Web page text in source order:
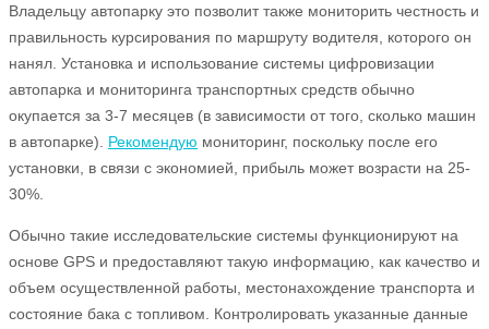
Владельцу автопарку это позволит также мониторить честность и
правильность курсирования по маршруту водителя, которого он
нанял. Установка и использование системы цифровизации
автопарка и мониторинга транспортных средств обычно
окупается за 3-7 месяцев (в зависимости от того, сколько машин
в автопарке). Рекомендую мониторинг, поскольку после его
установки, в связи с экономией, прибыль может возрасти на 25-
30%.
Обычно такие исследовательские системы функционируют на
основе GPS и предоставляют такую информацию, как качество и
объем осуществленной работы, местонахождение транспорта и
состояние бака с топливом. Контролировать указанные данные